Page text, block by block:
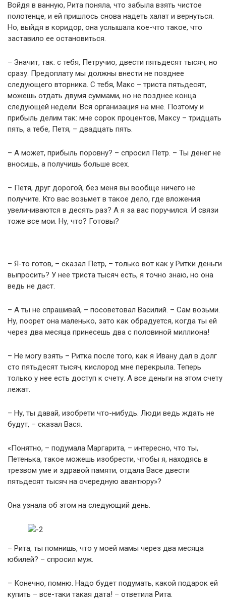
Войдя в ванную, Рита поняла, что забыла взять чистое
полотенце, и ей пришлось снова надеть халат и вернуться.
Но, выйдя в коридор, она услышала кое-что такое, что
заставило ее остановиться.
– Значит, так: с тебя, Петручио, двести пятьдесят тысяч, но
сразу. Предоплату мы должны внести не позднее
следующего вторника. С тебя, Макс – триста пятьдесят,
можешь отдать двумя суммами, но не позднее конца
следующей недели. Вся организация на мне. Поэтому и
прибыль делим так: мне сорок процентов, Максу – тридцать
пять, а тебе, Петя, – двадцать пять.
– А может, прибыль поровну? – спросил Петр. – Ты денег не
вносишь, а получишь больше всех.
– Петя, друг дорогой, без меня вы вообще ничего не
получите. Кто вас возьмет в такое дело, где вложения
увеличиваются в десять раз? А я за вас поручился. И связи
тоже все мои. Ну, что? Готовы?
– Я-то готов, – сказал Петр, – только вот как у Ритки деньги
выпросить? У нее триста тысяч есть, я точно знаю, но она
ведь не даст.
– А ты не спрашивай, – посоветовал Василий. – Сам возьми.
Ну, поорет она маленько, зато как обрадуется, когда ты ей
через два месяца принесешь два с половиной миллиона!
– Не могу взять – Ритка после того, как я Ивану дал в долг
сто пятьдесят тысяч, кислород мне перекрыла. Теперь
только у нее есть доступ к счету. А все деньги на этом счету
лежат.
– Ну, ты давай, изобрети что-нибудь. Люди ведь ждать не
будут, – сказал Вася.
«Понятно, – подумала Маргарита, – интересно, что ты,
Петенька, такое можешь изобрести, чтобы я, находясь в
трезвом уме и здравой памяти, отдала Васе двести
пятьдесят тысяч на очередную авантюру»?
Она узнала об этом на следующий день.
– Рита, ты помнишь, что у моей мамы через два месяца
юбилей? – спросил муж.
– Конечно, помню. Надо будет подумать, какой подарок ей
купить – все-таки такая дата! – ответила Рита.